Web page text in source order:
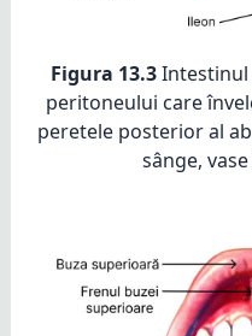
Figura 13.3Intestinul
peritoneului care
peretele posterior al
sânge,